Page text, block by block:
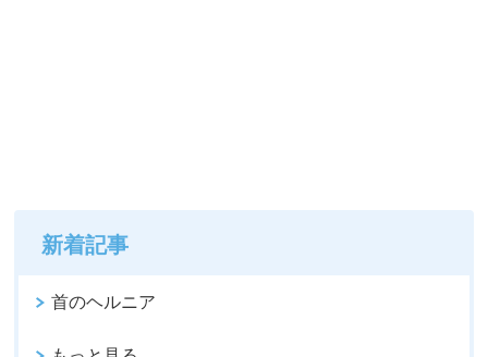
新着記事
首のヘルニア